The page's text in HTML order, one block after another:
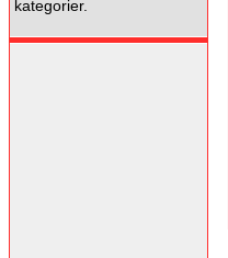
kategorier.